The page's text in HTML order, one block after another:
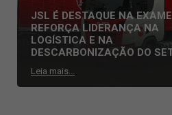
JSL É DESTAQUE NA
REFORÇA LIDERANÇA NA
LOGÍSTICA E NA
DESCARBONIZAÇÃO DO
Leia mais...